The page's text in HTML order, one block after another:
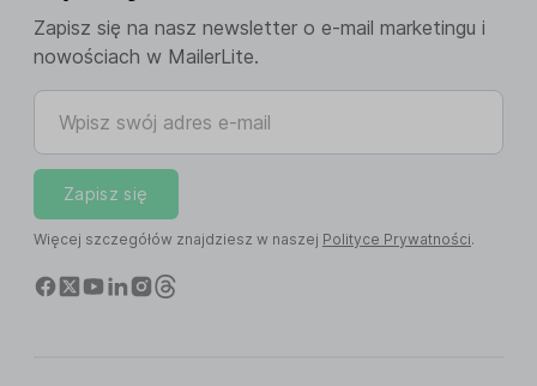
Zapisz się na nasz newsletter o e-mail marketingu i
nowościach w MailerLite.
Wpisz swój adres e-mail
Zapisz się
Więcej szczegółów znajdziesz w naszej Polityce Prywatności.